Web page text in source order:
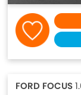
FORD FOCUS